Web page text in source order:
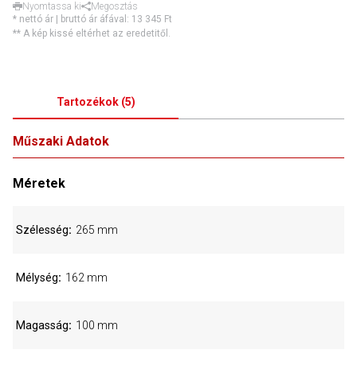
Nyomtassa ki
Megosztás
* nettó ár | bruttó ár áfával: 13 345 Ft
** A kép kissé eltérhet az eredetitől.
Tartozékok(5)
Műszaki Adatok
Méretek
Szélesség 265 mm
Mélység 162 mm
Magasság 100 mm